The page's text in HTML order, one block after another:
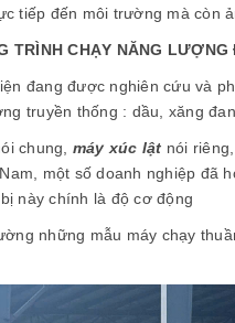
tiếp đến môi trường mà còn
TRÌNH CHẠY NĂNG LƯỢNG
đang được nghiên cứu và
truyền thống : dầu, xăng
chung, máy xúc lật nói
một số doanh nghiệp đã
này chính là độ cơ động
những mẫu máy chạy